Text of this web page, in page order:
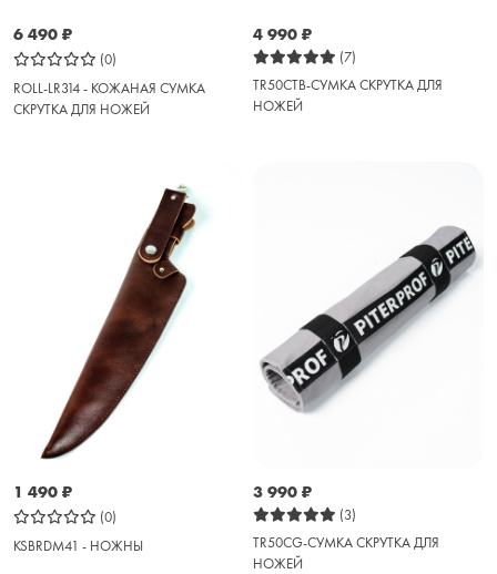
6 490 ₽
(0)
ROLL-LR314 - КОЖАНАЯ СУМКА
СКРУТКА ДЛЯ НОЖЕЙ
4 990 ₽
(7)
TR50CTB-СУМКА СКРУТКА ДЛЯ
НОЖЕЙ
1 490 ₽
(0)
KSBRDM41 - НОЖНЫ
3 990 ₽
(3)
TR50CG-СУМКА СКРУТКА ДЛЯ
НОЖЕЙ